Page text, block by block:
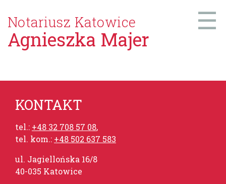
Notariusz Katowice
Agnieszka Majer
☰
KONTAKT
tel.: +48 32 708 57 08,
tel. kom.: +48 502 637 583
ul. Jagiellońska 16/8
40-035 Katowice